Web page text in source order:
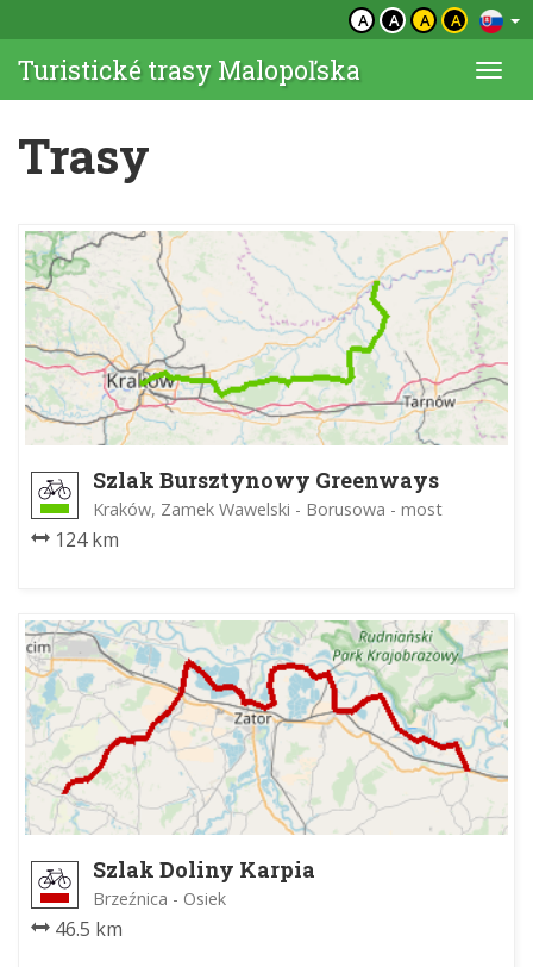
A A A A
Turistické trasy Malopoľska
Trasy
Szlak Bursztynowy Greenways
Kraków, Zamek Wawelski - Borusowa - most
124 km
Szlak Doliny Karpia
Brzeźnica - Osiek
46.5 km